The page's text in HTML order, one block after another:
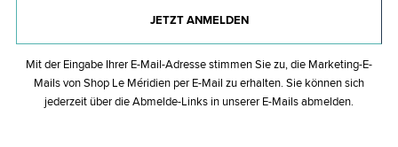
JETZT ANMELDEN
Mit der Eingabe Ihrer E-Mail-Adresse stimmen Sie zu, die Marketing-E-
Mails von Shop Le Méridien per E-Mail zu erhalten. Sie können sich
jederzeit über die Abmelde-Links in unserer E-Mails abmelden.